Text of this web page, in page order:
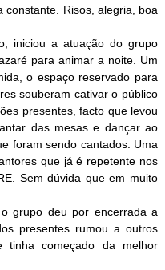
constante. Risos, alegria, boa
iniciou a atuação do grupo
para animar a noite. Um
o espaço reservado para
souberam cativar o público
presentes, facto que levou
das mesas e dançar ao
foram sendo cantados. Uma
que já é repetente nos
Sem dúvida que em muito
grupo deu por encerrada a
presentes rumou a outros
tinha começado da melhor